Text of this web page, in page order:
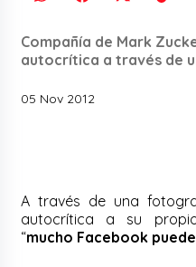
Compañía de Mark
autocrítica a través de
05 Nov 2012
A través de una
autocrítica a su
“mucho Facebook